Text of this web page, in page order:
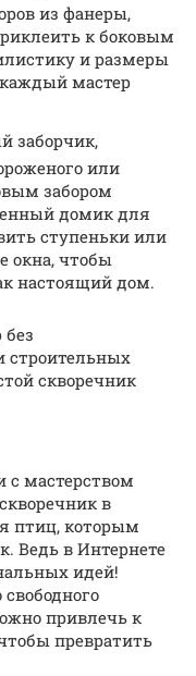
из фанеры,
к боковым
и размеры
мастер
заборчик,
или
забором
домик для
ступеньки или
окна, чтобы
настоящий дом.
без
строительных
скворечник
с мастерством
в
птиц, которым
Ведь в Интернете
идей!
привлечь к
превратить